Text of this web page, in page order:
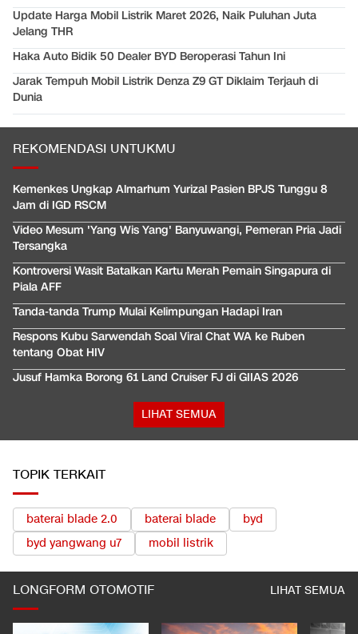
Update Harga Mobil Listrik Maret 2026, Naik Puluhan Juta
Jelang THR
Haka Auto Bidik 50 Dealer BYD Beroperasi Tahun Ini
Jarak Tempuh Mobil Listrik Denza Z9 GT Diklaim Terjauh di
Dunia
REKOMENDASI UNTUKMU
Kemenkes Ungkap Almarhum Yurizal Pasien BPJS Tunggu 8
Jam di IGD RSCM
Video Mesum 'Yang Wis Yang' Banyuwangi, Pemeran Pria Jadi
Tersangka
Kontroversi Wasit Batalkan Kartu Merah Pemain Singapura di
Piala AFF
Tanda-tanda Trump Mulai Kelimpungan Hadapi Iran
Respons Kubu Sarwendah Soal Viral Chat WA ke Ruben
tentang Obat HIV
Jusuf Hamka Borong 61 Land Cruiser FJ di GIIAS 2026
LIHAT SEMUA
TOPIK TERKAIT
baterai blade 2.0 baterai blade
byd
byd yangwang u7
mobil listrik
LONGFORM OTOMOTIF LIHAT SEMUA